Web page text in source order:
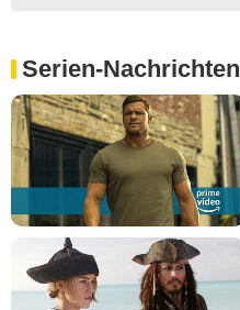
Serien-Nachrichten